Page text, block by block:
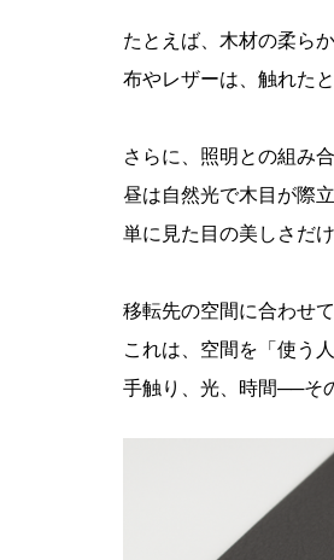
たとえば、木材の柔ら
布やレザーは、触れた
さらに、照明との組み
昼は自然光で木目が際
単に見た目の美しさだ
移転先の空間に合わせ
これは、空間を「使う
手触り、光、時間──そ